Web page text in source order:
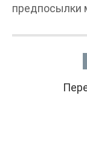
предпосылки